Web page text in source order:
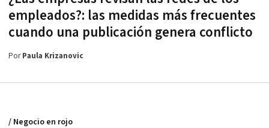
empleados?: las medidas más frecuentes
cuando una publicación genera conflicto
PorPaula Krizanovic
/ Negocio en rojo